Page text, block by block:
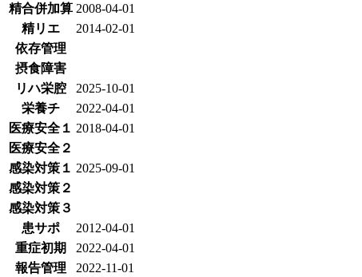
精合併加算 2008-04-01
精リエ
2014-02-01
依存管理
摂食障害
リハ栄腔
2025-10-01
栄養チ
2022-04-01
医療安全１ 2018-04-01
医療安全２
感染対策１ 2025-09-01
感染対策２
感染対策３
患サポ
2012-04-01
重症初期
2022-04-01
報告管理
2022-11-01